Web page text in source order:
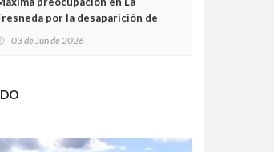
por la desaparición de
03 de Jun de 2026